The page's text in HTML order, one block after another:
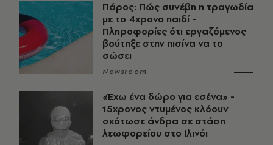
Πάρος: Πώς συνέβη η τραγωδία
με το 4χρονο παιδί -
Πληροφορίες ότι εργαζόμενος
βούτηξε στην πισίνα να το
σώσει
Newsroom
«Έχω ένα δώρο για εσένα» -
15χρονος ντυμένος κλόουν
σκότωσε άνδρα σε στάση
λεωφορείου στο Ιλινόι